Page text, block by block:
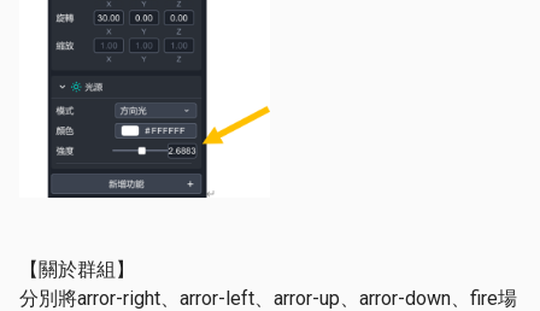
【關於群組】
分別將arror-right、arror-left、arror-up、arror-down、fire場